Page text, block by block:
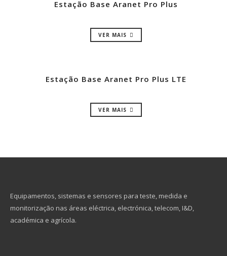
Estação Base Aranet Pro Plus
VER MAIS
Estação Base Aranet Pro Plus LTE
VER MAIS
Equipamentos, sistemas e sensores para teste, medida e
monitorização nas áreas eléctrica, electrónica, telecom, I&D,
académica e agrícola.